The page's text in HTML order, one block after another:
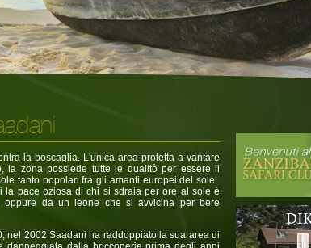
la boscaglia. L'unica area protetta a vantare
la zona possiede tutte le qualitò per essere il
tanto popolari fra gli amanti europei del sole.
la pace oziosa di chi si sdraia per ore al sole è
oppure da un leone che si avvicina per bere
nel 2002 Saadani ha raddoppiato la sua area di